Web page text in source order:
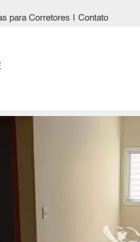
para Corretores Contato